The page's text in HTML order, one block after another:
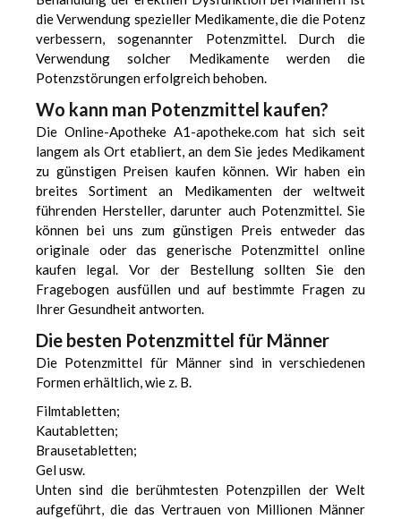
die Verwendung spezieller Medikamente, die die Potenz
verbessern, sogenannter Potenzmittel. Durch die
Verwendung solcher Medikamente werden die
Potenzstörungen erfolgreich behoben.
Wo kann man Potenzmittel kaufen?
Die Online-Apotheke A1-apotheke.com hat sich seit
langem als Ort etabliert, an dem Sie jedes Medikament
zu günstigen Preisen kaufen können. Wir haben ein
breites Sortiment an Medikamenten der weltweit
führenden Hersteller, darunter auch Potenzmittel. Sie
können bei uns zum günstigen Preis entweder das
originale oder das generische Potenzmittel online
kaufen legal. Vor der Bestellung sollten Sie den
Fragebogen ausfüllen und auf bestimmte Fragen zu
Ihrer Gesundheit antworten.
Die besten Potenzmittel für Männer
Die Potenzmittel für Männer sind in verschiedenen
Formen erhältlich, wie z. B.
Filmtabletten;
Kautabletten;
Brausetabletten;
Gel usw.
Unten sind die berühmtesten Potenzpillen der Welt
aufgeführt, die das Vertrauen von Millionen Männer